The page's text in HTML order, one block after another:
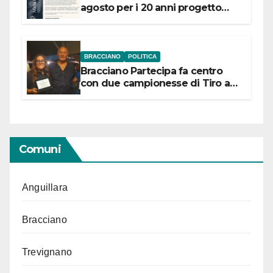
agosto per i 20 anni progetto
BRACCIANO POLITICA
Bracciano Partecipa fa centro
con due campionesse di Tiro a
Comuni
Anguillara
Bracciano
Trevignano